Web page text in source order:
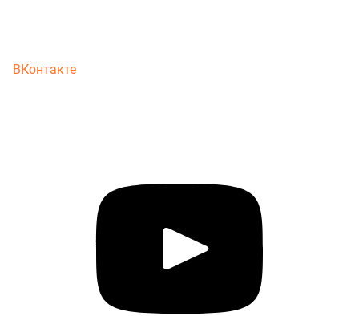
ВКонтакте